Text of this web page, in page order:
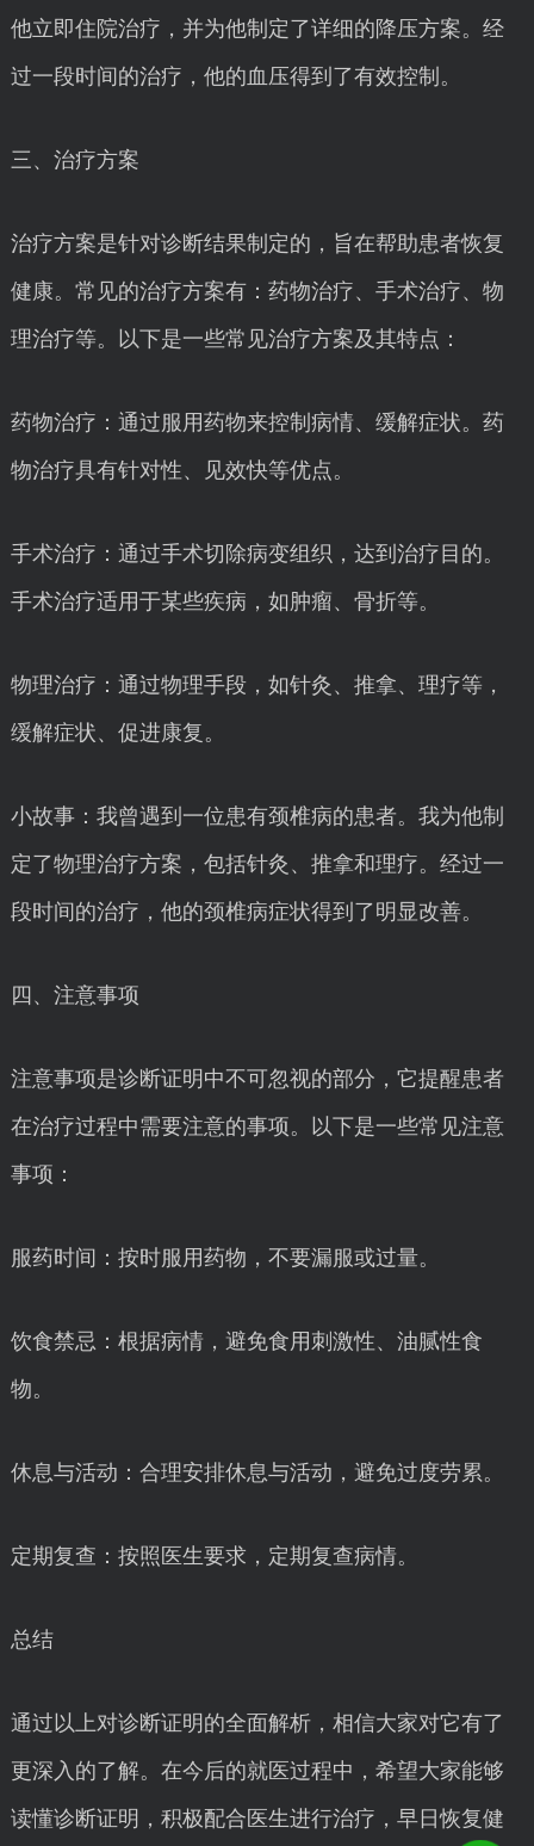
他立即住院治疗，并为他制定了详细的降压方案。经
过一段时间的治疗，他的血压得到了有效控制。
三、治疗方案
治疗方案是针对诊断结果制定的，旨在帮助患者恢复
健康。常见的治疗方案有：药物治疗、手术治疗、物
理治疗等。以下是一些常见治疗方案及其特点：
药物治疗：通过服用药物来控制病情、缓解症状。药
物治疗具有针对性、见效快等优点。
手术治疗：通过手术切除病变组织，达到治疗目的。
手术治疗适用于某些疾病，如肿瘤、骨折等。
物理治疗：通过物理手段，如针灸、推拿、理疗等，
缓解症状、促进康复。
小故事：我曾遇到一位患有颈椎病的患者。我为他制
定了物理治疗方案，包括针灸、推拿和理疗。经过一
段时间的治疗，他的颈椎病症状得到了明显改善。
四、注意事项
注意事项是诊断证明中不可忽视的部分，它提醒患者
在治疗过程中需要注意的事项。以下是一些常见注意
事项：
服药时间：按时服用药物，不要漏服或过量。
饮食禁忌：根据病情，避免食用刺激性、油腻性食
物。
休息与活动：合理安排休息与活动，避免过度劳累。
定期复查：按照医生要求，定期复查病情。
总结
通过以上对诊断证明的全面解析，相信大家对它有了
更深入的了解。在今后的就医过程中，希望大家能够
读懂诊断证明，积极配合医生进行治疗，早日恢复健